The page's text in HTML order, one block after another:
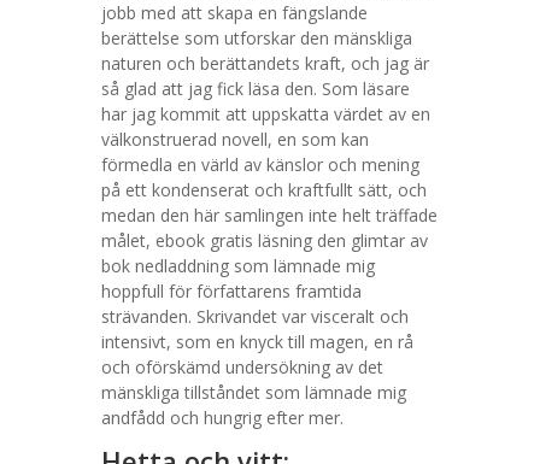
jobb med att skapa en fängslande
berättelse som utforskar den mänskliga
naturen och berättandets kraft, och jag är
så glad att jag fick läsa den. Som läsare
har jag kommit att uppskatta värdet av en
välkonstruerad novell, en som kan
förmedla en värld av känslor och mening
på ett kondenserat och kraftfullt sätt, och
medan den här samlingen inte helt träffade
målet, ebook gratis läsning den glimtar av
bok nedladdning som lämnade mig
hoppfull för författarens framtida
strävanden. Skrivandet var visceralt och
intensivt, som en knyck till magen, en rå
och oförskämd undersökning av det
mänskliga tillståndet som lämnade mig
andfådd och hungrig efter mer.